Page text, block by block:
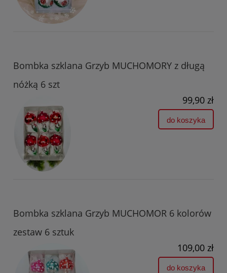
Bombka szklana Grzyb MUCHOMORY z długą
nóżką 6 szt
99,90 zł
do koszyka
Bombka szklana Grzyb MUCHOMOR 6 kolorów
zestaw 6 sztuk
109,00 zł
do koszyka